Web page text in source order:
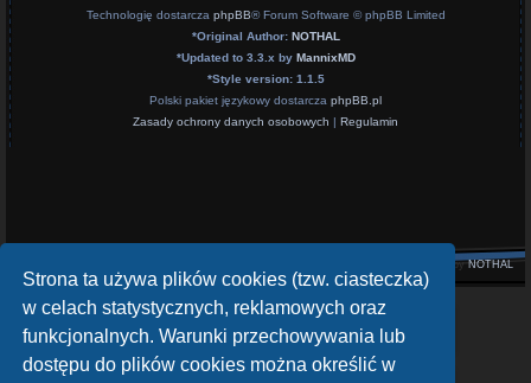
Strona ta używa plików cookies (tzw. ciasteczka)
w celach statystycznych, reklamowych oraz
funkcjonalnych. Warunki przechowywania lub
dostępu do plików cookies można określić w
Technologię dostarcza phpBB® Forum Software © phpBB Limited
*Original Author: NOTHAL
*Updated to 3.3.x by MannixMD
*Style version: 1.1.5
Polski pakiet językowy dostarcza phpBB.pl
Zasady ochrony danych osobowych | Regulamin
Style byNOTHAL
openATV Forum
https://www.opena.tv/